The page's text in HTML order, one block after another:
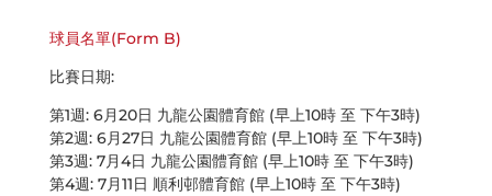
球員名單(Form B)
比賽日期:
第1週: 6月20日 九龍公園體育館 (早上10時 至 下午3時)
第2週: 6月27日 九龍公園體育館 (早上10時 至 下午3時)
第3週: 7月4日 九龍公園體育館 (早上10時 至 下午3時)
第4週: 7月11日 順利邨體育館 (早上10時 至 下午3時)